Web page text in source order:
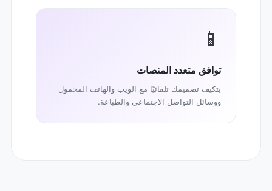
📱
توافق متعدد المنصات
يتكيف تصميمك تلقائيًا مع الويب والهاتف المحمول
ووسائل التواصل الاجتماعي والطباعة.